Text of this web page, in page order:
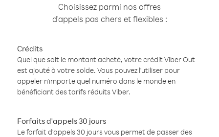
Choisissez parmi nos offres
d'appels pas chers et flexibles :
Crédits
Quel que soit le montant acheté, votre crédit Viber Out
est ajouté à votre solde. Vous pouvez l'utiliser pour
appeler n'importe quel numéro dans le monde en
bénéficiant des tarifs réduits Viber.
Forfaits d'appels 30 jours
Le forfait d'appels 30 jours vous permet de passer des